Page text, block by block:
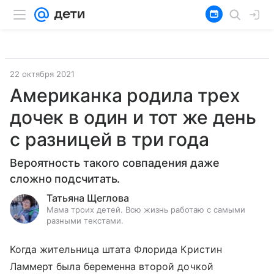
22 октября 2021
Американка родила трех
дочек в один и тот же день
с разницей в три года
Вероятность такого совпадения даже
сложно подсчитать.
Татьяна Щеглова
Мама троих детей. Всю жизнь работаю с самыми
разными текстами.
Когда жительница штата Флорида Кристин
Ламмерт была беременна второй дочкой